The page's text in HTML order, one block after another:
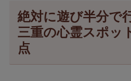
絶対に遊び半分で
三重の心霊スポッ
点